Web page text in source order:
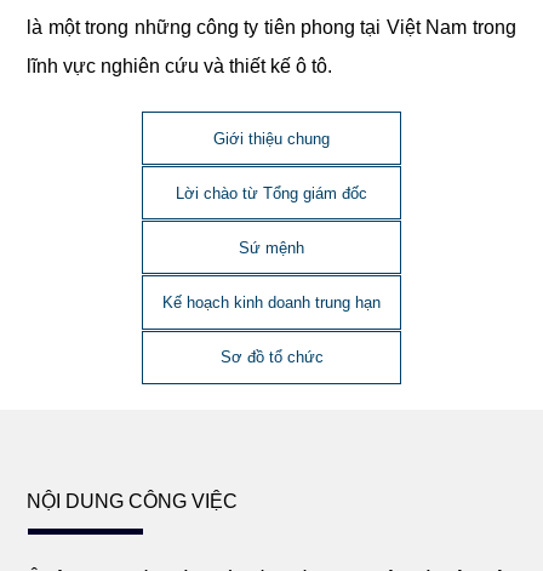
là một trong những công ty tiên phong tại Việt Nam trong
lĩnh vực nghiên cứu và thiết kế ô tô.
Giới thiệu chung
Lời chào từ Tổng giám đốc
Sứ mệnh
Kế hoạch kinh doanh trung hạn
Sơ đồ tổ chức
NỘI DUNG CÔNG VIỆC